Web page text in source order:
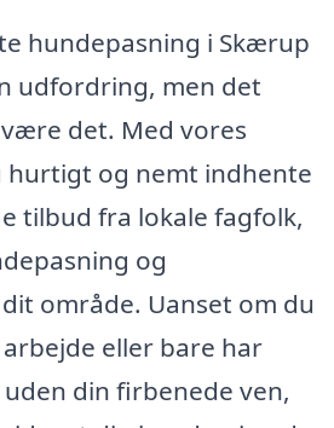
hundepasning i Skærup
udfordring, men det
det. Med vores
hurtigt og nemt indhente
tilbud fra lokale fagfolk,
og
område. Uanset om du
eller bare har
din firbenede ven,